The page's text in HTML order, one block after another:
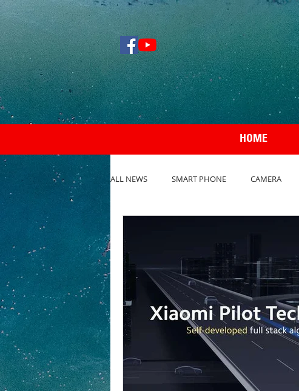
HOME
ALL NEWS SMART PHONE CAMERA
งานประกวดภาพวาด PR-NEWS